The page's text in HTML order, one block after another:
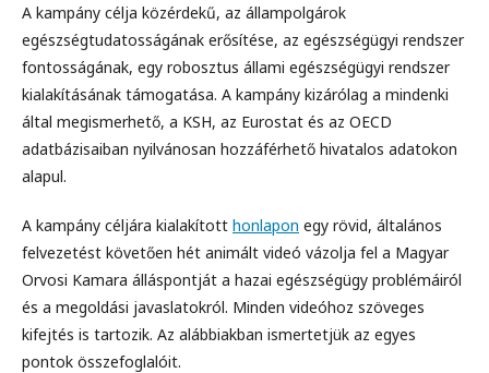
A kampány célja közérdekű, az állampolgárok
egészségtudatosságának erősítése, az egészségügyi rendszer
fontosságának, egy robosztus állami egészségügyi rendszer
kialakításának támogatása. A kampány kizárólag a mindenki
által megismerhető, a KSH, az Eurostat és az OECD
adatbázisaiban nyilvánosan hozzáférhető hivatalos adatokon
alapul.
A kampány céljára kialakított honlapon egy rövid, általános
felvezetést követően hét animált videó vázolja fel a Magyar
Orvosi Kamara álláspontját a hazai egészségügy problémáiról
és a megoldási javaslatokról. Minden videóhoz szöveges
kifejtés is tartozik. Az alábbiakban ismertetjük az egyes
pontok összefoglalóit.